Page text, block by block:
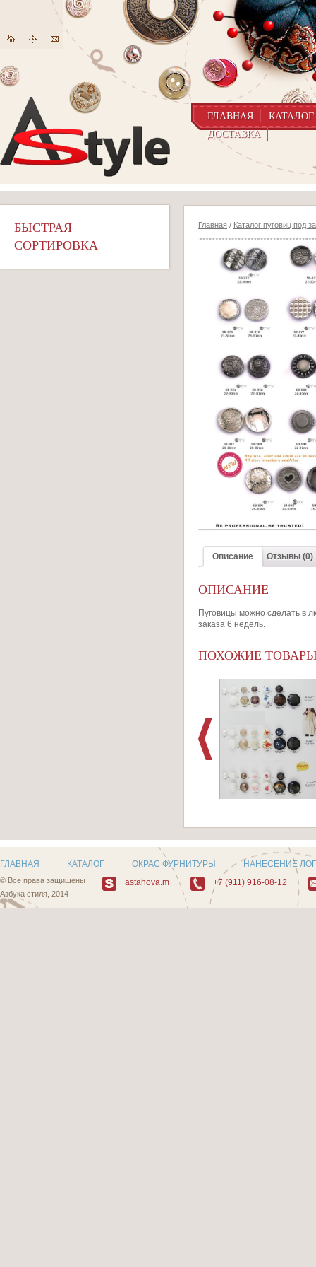
ГЛАВНАЯ
КАТАЛОГ
ДОСТАВКА
БЫСТРАЯ
СОРТИРОВКА
Главная / Каталог пуговиц под
Описание Отзывы (0)
ОПИСАНИЕ
Пуговицы можно сделать в
заказа 6 недель.
ПОХОЖИЕ
ГЛАВНАЯ КАТАЛОГ ОКРАС ФУРНИТУРЫ НАНЕСЕНИЕ
© Все права защищены
Азбука стиля, 2014
astahova.m +7 (911) 916-08-12